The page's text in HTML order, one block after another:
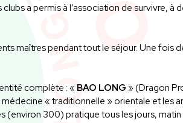
a permis à l’association de survivre, à
maîtres pendant tout le séjour. Une fois
complète : « BAO LONG » (Dragon
« traditionnelle » orientale et les
(environ 300) pratique tous les jours, matin